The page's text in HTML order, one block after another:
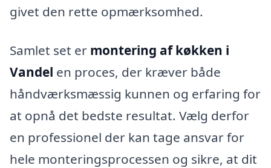
givet den rette opmærksomhed.
Samlet set er montering af køkken i
Vandel en proces, der kræver både
håndværksmæssig kunnen og erfaring for
at opnå det bedste resultat. Vælg derfor
en professionel der kan tage ansvar for
hele monteringsprocessen og sikre, at dit